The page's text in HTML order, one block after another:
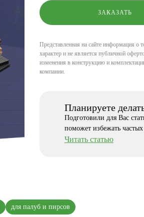
Представленная на сайте информация о
характер и не является публичной
изменения в конструкцию и
компании.
Планируете
Подготовили для Вас
поможет избежать
Читать статью
для палуб и пирсов